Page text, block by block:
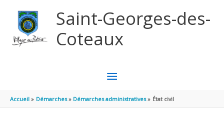
Saint-Georges-des-
Coteaux
MENU
PRINCIPAL
Accueil Démarches Démarches administratives État civil